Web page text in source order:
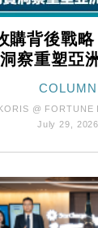
股自救後再出
銀行上半年淨
上調香港今年
萬元
失守6.5萬點後
購背後戰
洞察重塑亞
COLUMN
KORIS @ FORTUNE
July 29, 2026